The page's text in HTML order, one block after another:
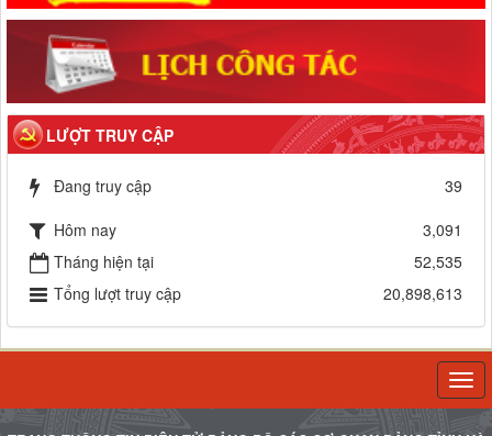
LƯỢT TRUY CẬP
Đang truy cập
39
Hôm nay
3,091
Tháng hiện tại
52,535
Tổng lượt truy cập
20,898,613